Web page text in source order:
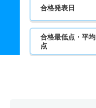
合格発表日
合格最低点・平均
点